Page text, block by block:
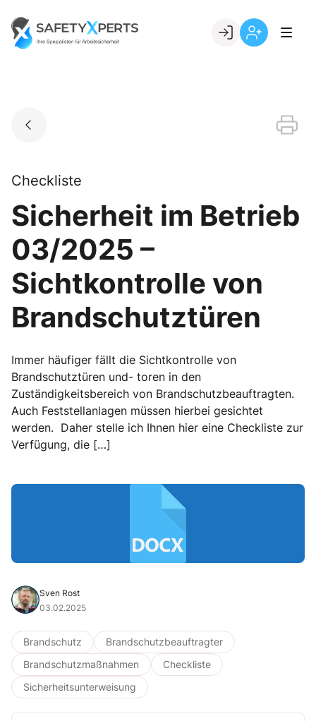
content
Go to landing page.
Checkliste
Sicherheit im Betrieb
03/2025 –
Sichtkontrolle von
Brandschutztüren
Immer häufiger fällt die Sichtkontrolle von
Brandschutztüren und- toren in den
Zuständigkeitsbereich von Brandschutzbeauftragten.
Auch Feststellanlagen müssen hierbei gesichtet
werden. Daher stelle ich Ihnen hier eine Checkliste zur
Verfügung, die […]
Sven Rost
03.02.2025
Brandschutz
Brandschutzbeauftragter
Brandschutzmaßnahmen
Checkliste
Sicherheitsunterweisung